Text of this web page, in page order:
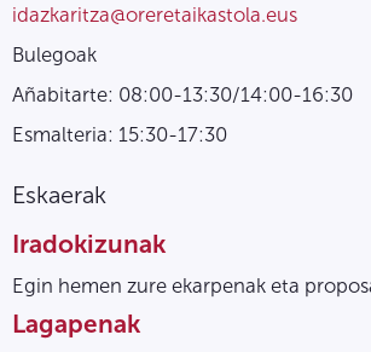
idazkaritza@oreretaikastola.eus
Bulegoak
Añabitarte: 08:00-13:30/14:00-16:30
Esmalteria: 15:30-17:30
Eskaerak
Iradokizunak
Egin hemen zure ekarpenak eta
Lagapenak